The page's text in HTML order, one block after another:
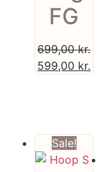
FG
699,00kr.
599,00 kr.
Sale!